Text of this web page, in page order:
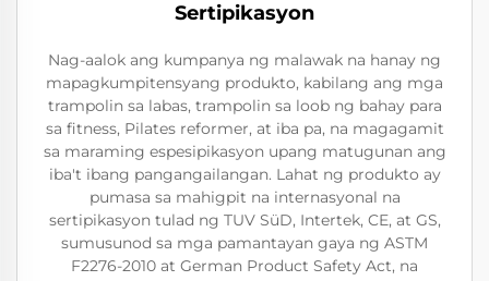
Sertipikasyon
Nag-aalok ang kumpanya ng malawak na hanay ng
mapagkumpitensyang produkto, kabilang ang mga
trampolin sa labas, trampolin sa loob ng bahay para
sa fitness, Pilates reformer, at iba pa, na magagamit
sa maraming espesipikasyon upang matugunan ang
iba't ibang pangangailangan. Lahat ng produkto ay
pumasa sa mahigpit na internasyonal na
sertipikasyon tulad ng TUV SüD, Intertek, CE, at GS,
sumusunod sa mga pamantayan gaya ng ASTM
F2276-2010 at German Product Safety Act, na